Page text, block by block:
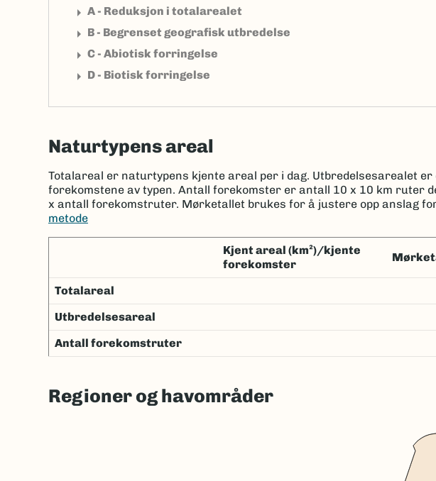
arrow_right A - Reduksjon i totalarealet
arrow_right B - Begrenset geografisk utbredelse
arrow_right C - Abiotisk forringelse
arrow_right D - Biotisk forringelse
Naturtypens areal
Totalareal er naturtypens kjente areal per i dag. Utbredelsesarealet
forekomstene av typen. Antall forekomster er antall 10 x 10 km ruter
x antall forekomstruter. Mørketallet brukes for å justere opp anslag
metode
Kjent areal (km²)/kjente
forekomster
Totalareal
Utbredelsesareal
Antall forekomstruter
Regioner og havområder